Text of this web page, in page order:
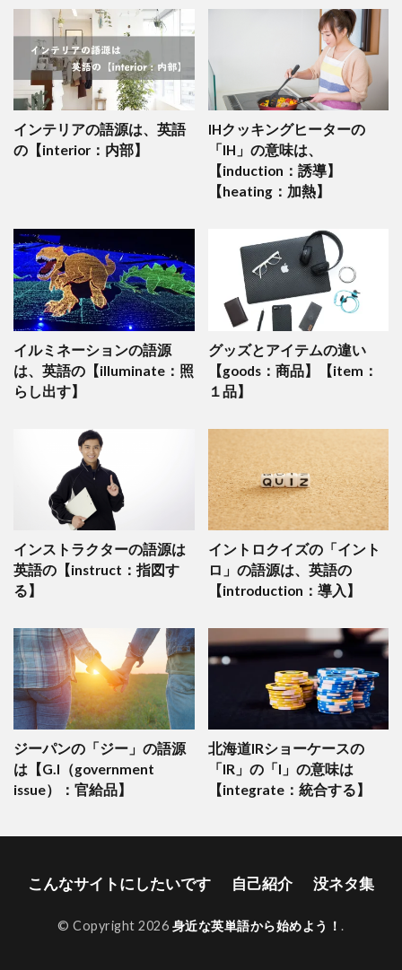
インテリアの語源は、英語
の【interior：内部】
IHクッキングヒーターの
「IH」の意味は、
【induction：誘導】
【heating：加熱】
イルミネーションの語源
は、英語の【illuminate：照
らし出す】
グッズとアイテムの違い
【goods：商品】【item：
１品】
インストラクターの語源は
英語の【instruct：指図す
る】
イントロクイズの「イント
ロ」の語源は、英語の
【introduction：導入】
ジーパンの「ジー」の語源
は【G.I（government
issue）：官給品】
北海道IRショーケースの
「IR」の「I」の意味は
【integrate：統合する】
こんなサイトにしたいです 自己紹介 没ネタ集
© Copyright 2026 身近な英単語から始めよう！.